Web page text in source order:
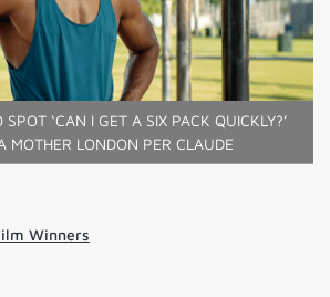
‘CAN I GET A SIX PACK QUICKLY?’
MOTHER LONDON PER CLAUDE
Winners